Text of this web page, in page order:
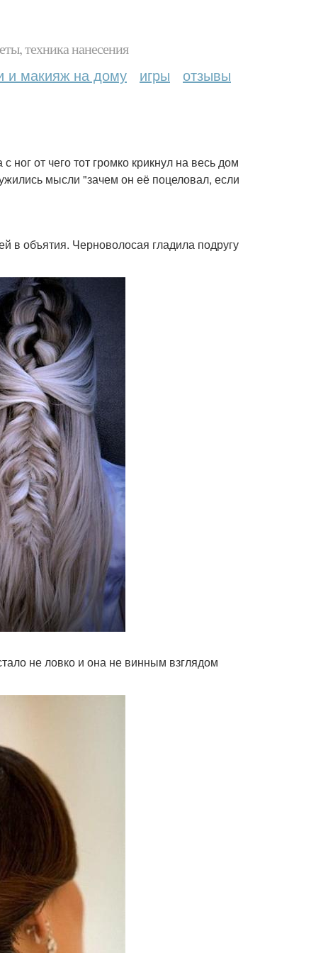
техника нанесения
и макияж на дому игры отзывы
от чего тот громко крикнул на весь дом
мысли "зачем он её поцеловал, если
в объятия. Черноволосая гладила подругу
не ловко и она не винным взглядом